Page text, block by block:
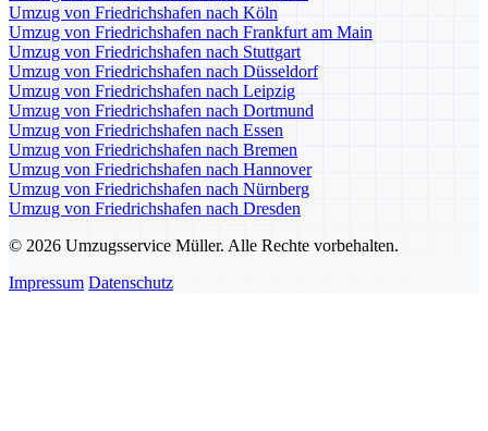
Umzug von Friedrichshafen nach Köln
Umzug von Friedrichshafen nach Frankfurt am Main
Umzug von Friedrichshafen nach Stuttgart
Umzug von Friedrichshafen nach Düsseldorf
Umzug von Friedrichshafen nach Leipzig
Umzug von Friedrichshafen nach Dortmund
Umzug von Friedrichshafen nach Essen
Umzug von Friedrichshafen nach Bremen
Umzug von Friedrichshafen nach Hannover
Umzug von Friedrichshafen nach Nürnberg
Umzug von Friedrichshafen nach Dresden
© 2026 Umzugsservice Müller. Alle Rechte vorbehalten.
Impressum Datenschutz